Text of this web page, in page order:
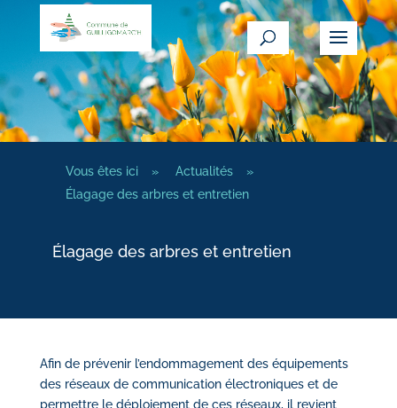
Vous êtes ici » Actualités
»
Élagage des arbres et entretien
Élagage des arbres et entretien
Afin de prévenir l’endommagement des équipements
des réseaux de communication électroniques et de
permettre le déploiement de ces réseaux, il revient